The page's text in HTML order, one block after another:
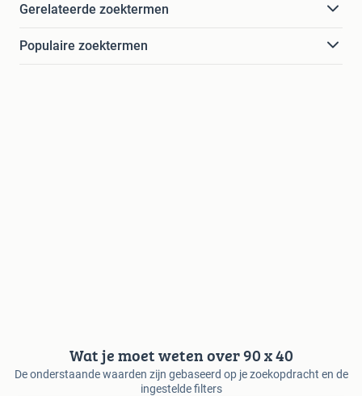
Gerelateerde zoektermen
Populaire zoektermen
Wat je moet weten over 90 x 40
De onderstaande waarden zijn gebaseerd op je zoekopdracht en de
ingestelde filters